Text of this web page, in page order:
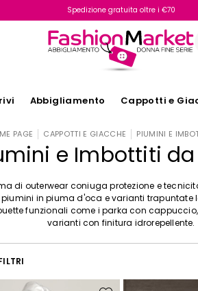
Reso facile e veloce
Spedizione gratuita oltre i €70
Abbigliamento Cappotti e
PAGE CAPPOTTI E GIACCHE PIUMINI E
e Imbottiti
di outerwear coniuga protezione e
in piuma d'oca e varianti trapuntate
funzionali come i parka con
varianti con finitura idrorepellente.